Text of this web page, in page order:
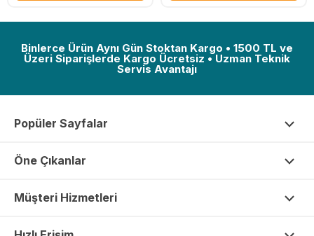
Binlerce Ürün Aynı Gün Stoktan Kargo • 1500 TL ve
Üzeri Siparişlerde Kargo Ücretsiz • Uzman Teknik
Servis Avantajı
Popüler Sayfalar
Öne Çıkanlar
Müşteri Hizmetleri